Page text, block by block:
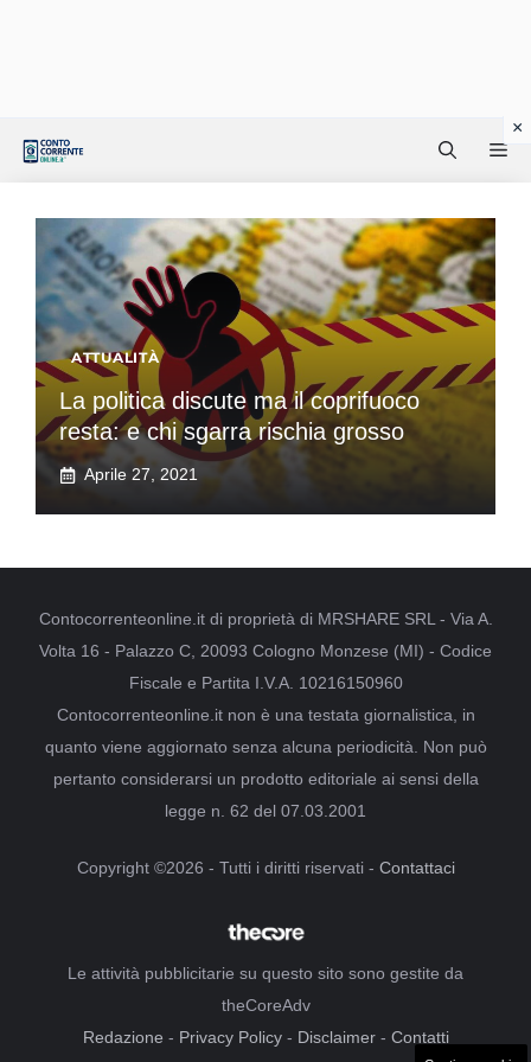
ATTUALITÀ
La politica discute ma il coprifuoco
resta: e chi sgarra rischia grosso
Aprile 27, 2021
Contocorrenteonline.it di proprietà di MRSHARE SRL - Via A.
Volta 16 - Palazzo C, 20093 Cologno Monzese (MI) - Codice
Fiscale e Partita I.V.A. 10216150960
Contocorrenteonline.it non è una testata giornalistica, in
quanto viene aggiornato senza alcuna periodicità. Non può
pertanto considerarsi un prodotto editoriale ai sensi della
legge n. 62 del 07.03.2001
Copyright ©2026 - Tutti i diritti riservati - Contattaci
Le attività pubblicitarie su questo sito sono gestite da
theCoreAdv
Redazione - Privacy Policy- Disclaimer- Contatti